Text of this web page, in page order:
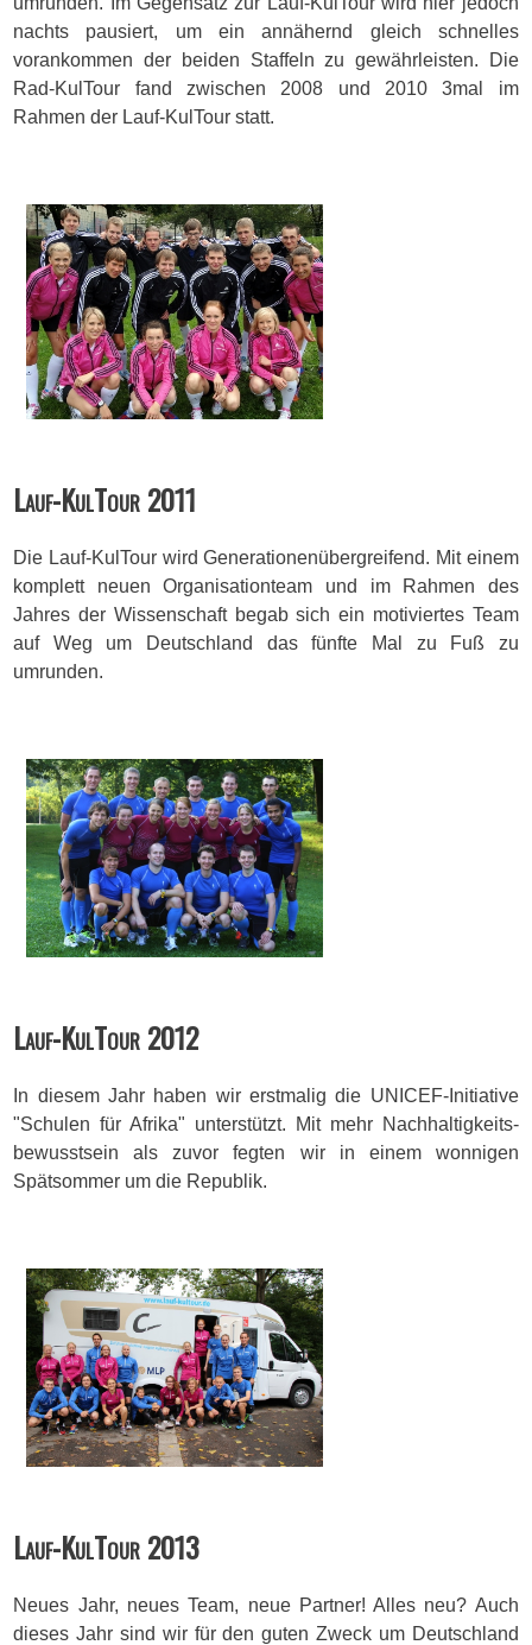
nachts pausiert, um ein annähernd gleich schnelles
vorankommen der beiden Staffeln zu gewährleisten. Die
Rad-KulTour fand zwischen 2008 und 2010 3mal im
Rahmen der Lauf-KulTour statt.
Lauf-KulTour 2011
Die Lauf-KulTour wird Generationen­übergreifend. Mit einem
komplett neuen Organisationteam und im Rahmen des
Jahres der Wissenschaft begab sich ein motiviertes Team
auf Weg um Deutschland das fünfte Mal zu Fuß zu
umrunden.
Lauf-KulTour 2012
In diesem Jahr haben wir erstmalig die UNICEF-Initiative
"Schulen für Afrika" unterstützt. Mit mehr Nachhaltigkeits­
bewusstsein als zuvor fegten wir in einem wonnigen
Spätsommer um die Republik.
Lauf-KulTour 2013
Neues Jahr, neues Team, neue Partner! Alles neu? Auch
dieses Jahr sind wir für den guten Zweck um Deutschland